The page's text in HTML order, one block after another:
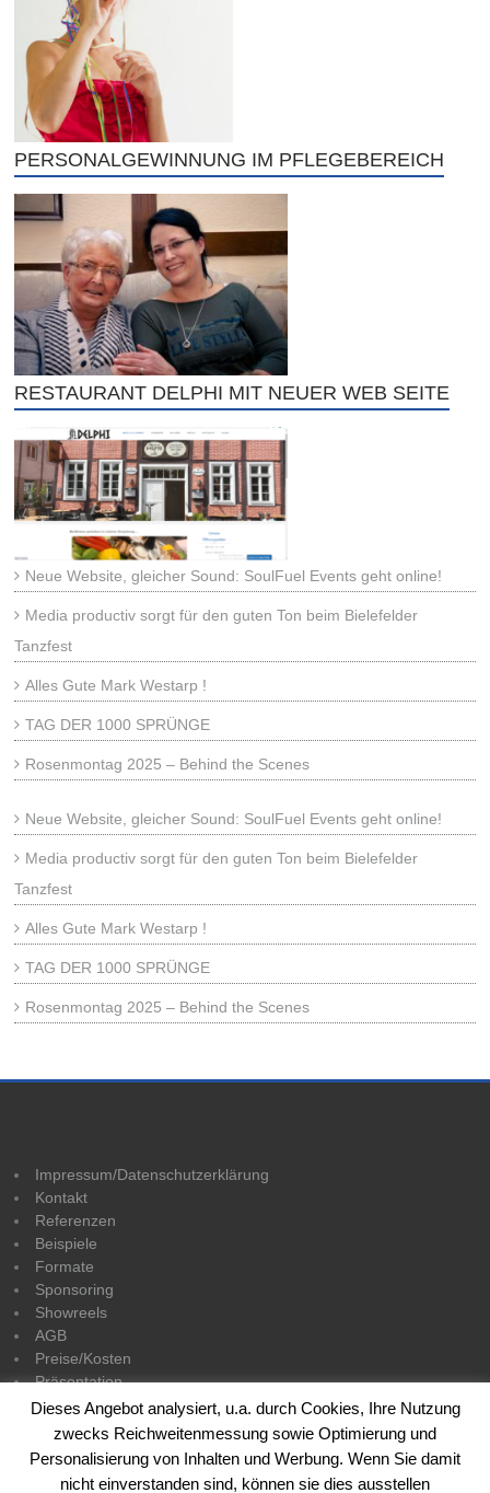
PERSONALGEWINNUNG IM PFLEGEBEREICH
RESTAURANT DELPHI MIT NEUER WEB SEITE
Neue Website, gleicher Sound: SoulFuel Events geht online!
Media productiv sorgt für den guten Ton beim Bielefelder
Tanzfest
Alles Gute Mark Westarp !
TAG DER 1000 SPRÜNGE
Rosenmontag 2025 – Behind the Scenes
Neue Website, gleicher Sound: SoulFuel Events geht online!
Media productiv sorgt für den guten Ton beim Bielefelder
Tanzfest
Alles Gute Mark Westarp !
TAG DER 1000 SPRÜNGE
Rosenmontag 2025 – Behind the Scenes
Impressum/Datenschutzerklärung
Kontakt
Referenzen
Beispiele
Formate
Sponsoring
Showreels
AGB
Preise/Kosten
Präsentation
Dieses Angebot analysiert, u.a. durch Cookies, Ihre Nutzung
zwecks Reichweitenmessung sowie Optimierung und
Personalisierung von Inhalten und Werbung. Wenn Sie damit
nicht einverstanden sind, können sie dies ausstellen